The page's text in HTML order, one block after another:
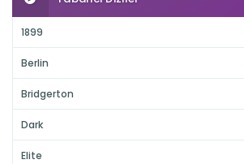
1899
Berlin
Bridgerton
Dark
Elite